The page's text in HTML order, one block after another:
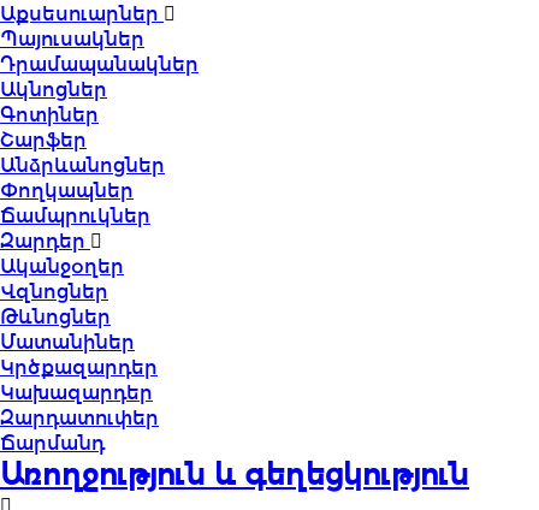
Աքսեսուարներ
Պայուսակներ
Դրամապանակներ
Ակնոցներ
Գոտիներ
Շարֆեր
Անձրևանոցներ
Փողկապներ
Ճամպրուկներ
Զարդեր
Ականջօղեր
Վզնոցներ
Թևնոցներ
Մատանիներ
Կրծքազարդեր
Կախազարդեր
Զարդատուփեր
Ճարմանդ
Առողջություն և գեղեցկություն